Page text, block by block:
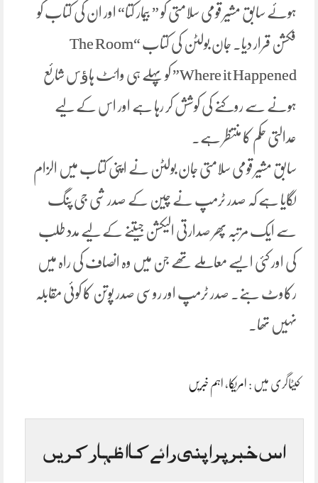
ہوئے سابق مشیر قومی سلامتی کو ” بیمار کتا“ اور ان کی کتاب کو
فکشن قرار دیا۔ جان بولٹن کی کتاب “The Room
Where it Happened” کو پہلے ہی وائٹ ہاﺅس شائع
ہونے سے روکنے کی کوشش کر رہا ہے اور اس کے لیے
عدالتی حکم کا منتظر ہے۔
سابق مشیر قومی سلامتی جان بولٹن نے اپنی کتاب میں الزام
لگایا ہے کہ صدر ٹرمپ نے چین کے صدر شی جی پنگ
سے ایک مرتبہ پھر صدارتی الیکشن جیتنے کے لیے مدد طلب
کی اور کئی ایسے معاملے تھے جن میں وہ انصاف کی راہ میں
رکاوٹ بنے۔ صدر ٹرمپ اور روسی صدر پوتن کا کوئی مقابلہ
نہیں تھا۔
کیٹاگری میں : امریکا، اہم خبریں
اس خبر پر اپنی رائے کا اظہار کریں